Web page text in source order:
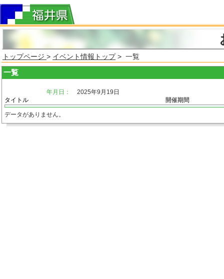
トップページ > イベント情報トップ> 一覧
一覧
年月日：
2025年9月19日
タイトル
開催期間
データがありません。